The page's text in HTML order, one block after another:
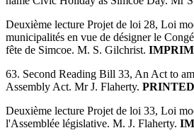
Deuxième lecture Projet de loi 28, Loi
municipalités en vue de désigner le
fête de Simcoe. M. S. Gilchrist.
63. Second Reading Bill 33, An Act to
Assembly Act. Mr J. Flaherty.
Deuxième lecture Projet de loi 33, Loi
l'Assemblée législative. M. J. Flaherty.